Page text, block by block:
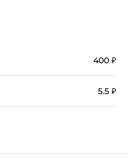
400 ₽
5.5 ₽
личности;
без гражданства);